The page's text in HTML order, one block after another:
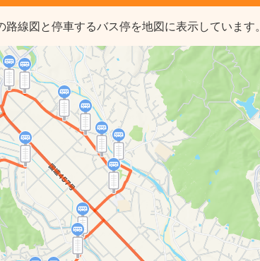
路線図と停車するバス停を地図に表示しています。